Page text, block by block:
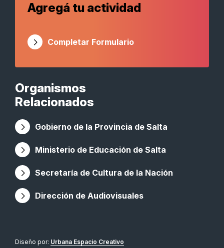
Organismos
Relacionados
Gobierno de la Provincia de Salta
Ministerio de Educación de Salta
Secretaría de Cultura de la Nación
Dirección de Audiovisuales
Agregá tu actividad
Completar Formulario
Diseño por: Urbana Espacio Creativo